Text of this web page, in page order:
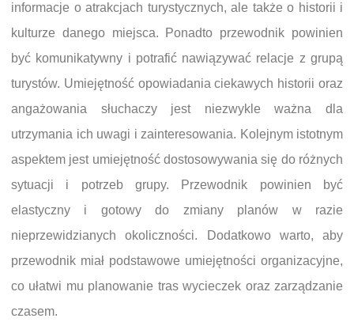
informacje o atrakcjach turystycznych, ale także o historii i
kulturze danego miejsca. Ponadto przewodnik powinien
być komunikatywny i potrafić nawiązywać relacje z grupą
turystów. Umiejętność opowiadania ciekawych historii oraz
angażowania słuchaczy jest niezwykle ważna dla
utrzymania ich uwagi i zainteresowania. Kolejnym istotnym
aspektem jest umiejętność dostosowywania się do różnych
sytuacji i potrzeb grupy. Przewodnik powinien być
elastyczny i gotowy do zmiany planów w razie
nieprzewidzianych okoliczności. Dodatkowo warto, aby
przewodnik miał podstawowe umiejętności organizacyjne,
co ułatwi mu planowanie tras wycieczek oraz zarządzanie
czasem.